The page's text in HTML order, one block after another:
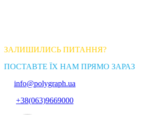
ЗАЛИШИЛИСЬ ПИТАННЯ?
ПОСТАВТЕ ЇХ НАМ ПРЯМО ЗАРАЗ
info@polygraph.ua
+38(063)9669000